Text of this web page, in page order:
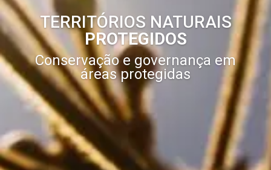
TERRITÓRIOS NATURAIS
PROTEGIDOS
Conservação e governança em
áreas protegidas